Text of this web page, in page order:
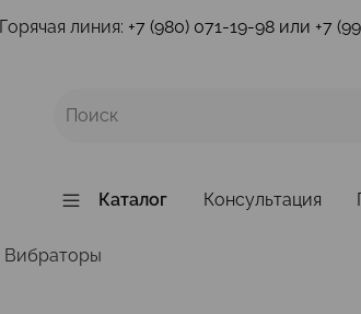
Горячая линия: +7 (980) 071-19-98 или +7
Каталог Консультация
Вибраторы